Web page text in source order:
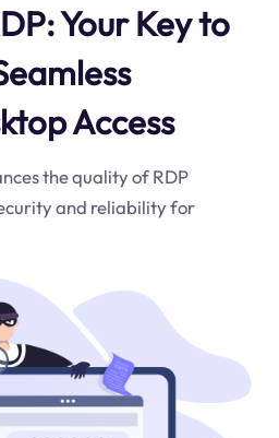
Your Key to
Access
the quality of RDP
and reliability for